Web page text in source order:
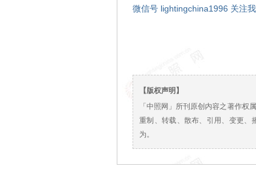
微信号 lightingchina1996 关注我
【版权声明】
「中照网」所刊原创内容之著作权
重制、转载、散布、引用、变更、
为。